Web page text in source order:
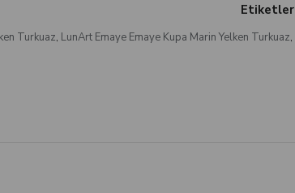
Etiketler
Turkuaz, LunArt Emaye Emaye Kupa Marin Yelken Turkuaz,